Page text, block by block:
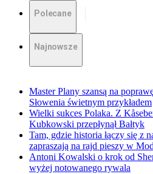
Polecane
Najnowsze
Master Plany szansą na
Słowenia świetnym przykładem
Wielki sukces Polaka. Z
Kubkowski przepłynął Bałtyk
Tam, gdzie historia łączy się z
zapraszają na rajd pieszy w
Antoni Kowalski o krok od
wyżej notowanego rywala